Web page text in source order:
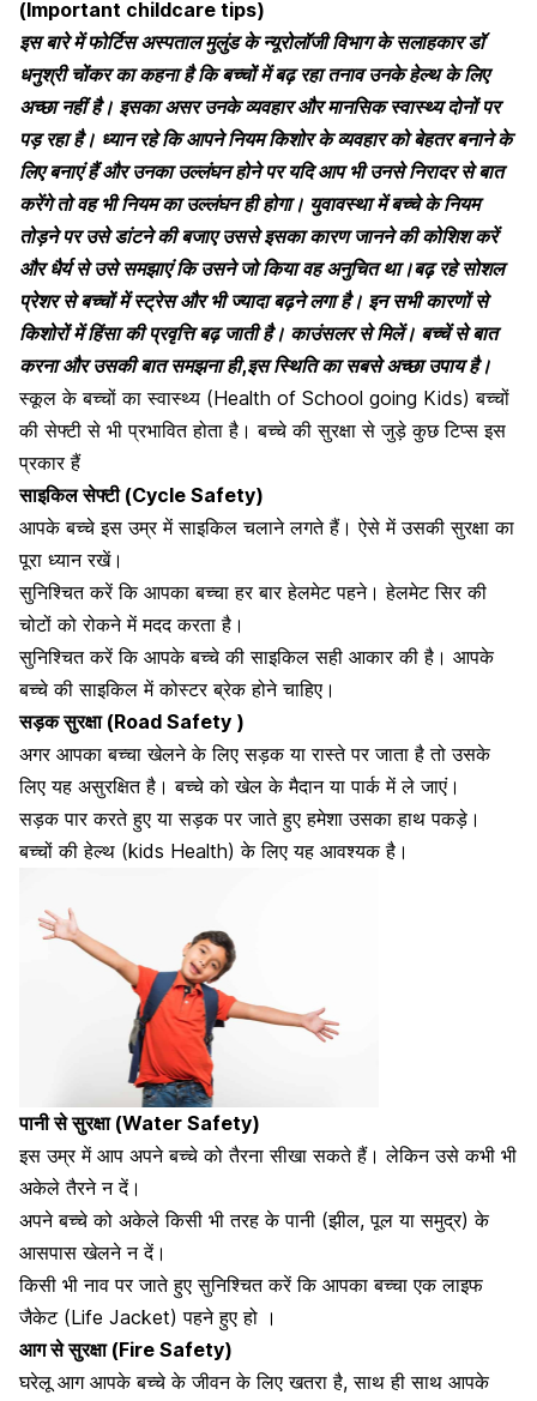
(Important childcare tips)
इस बारे मेंफोर्टिस अस्पताल मुलुंड के न्यूरोलॉजी विभाग के सलाहकार डॉ
धनुश्री चोंकर का कहना है कि बच्चों में बढ़ रहा तनाव उनके हेल्थके लिए
अच्छा नहीं है। इसका असर उनके व्यवहार और मानसिक स्वास्थ्य दाेनों पर
पड़ रहा है। ध्यान रहे कि आपने नियम किशोर के व्यवहार को बेहतर बनाने के
लिए बनाएं हैं और उनका उल्लंघन होने पर यदि आप भी उनसे निरादर से बात
करेंगे तो वह भी नियम का उल्लंघन ही होगा। युवावस्था मेंबच्चे के नियम
तोड़ने पर उसे डांटने की बजाए उससे इसका कारण जानने की कोशिश करें
और धैर्य से उसे समझाएं कि उसने जो किया वह अनुचित था।बढ़ रहे सोशल
प्रेशर से बच्चों में स्ट्रेस और भी ज्यादा बढ़ने लगा है। इन सभी कारणों से
किशोरों में हिंसा की प्रवृत्ति बढ़ जाती है। काउंसलर से मिलें। बच्चें से बात
करना और उसकी बात समझना ही,इस स्थिति का सबसे अच्छा उपाय है।
स्कूल के बच्चों का स्वास्थ्य (Health of School going Kids) बच्चों
कीसेफ्टी से भी प्रभावित होता है। बच्चे की सुरक्षा से जुड़े कुछ टिप्स इस
प्रकार हैं
साइकिल सेफ्टी (Cycle Safety)
आपके बच्चे इस उम्र में साइकिल चलाने लगते हैं। ऐसे में उसकी सुरक्षा का
पूरा ध्यान रखें।
सुनिश्चित करें कि आपका बच्चा हर बार हेलमेट पहने। हेलमेट सिर की
चोटों को रोकने में मदद करता है।
सुनिश्चित करें कि आपके बच्चे की साइकिल सही आकार की है। आपके
बच्चे कीसाइकिल में कोस्टर ब्रेक होने चाहिए।
सड़क सुरक्षा (Road Safety )
अगर आपका बच्चा खेलने के लिए सड़क या रास्ते पर जाता है तो उसके
लिए यह असुरक्षित है। बच्चे को खेल के मैदान या पार्क में ले जाएं।
सड़क पार करते हुए या सड़क पर जाते हुए हमेशा उसका हाथ पकड़े।
बच्चों की हेल्थ (kids Health) के लिए यह आवश्यक है।
पानी से सुरक्षा (Water Safety)
इस उम्र में आप अपने बच्चे कोतैरना सीखा सकते हैं।लेकिन उसे कभी भी
अकेले तैरने न दें।
अपने बच्चे को अकेले किसी भी तरह के पानी (झील, पूल या समुद्र) के
आसपास खेलने न दें।
किसी भी नाव पर जाते हुए सुनिश्चित करें कि आपका बच्चा एक लाइफ
जैकेट (Life Jacket) पहने हुए हो ।
आग से सुरक्षा (Fire Safety)
घरेलू आग आपके बच्चे के जीवन के लिए खतरा है, साथ ही साथ आपके